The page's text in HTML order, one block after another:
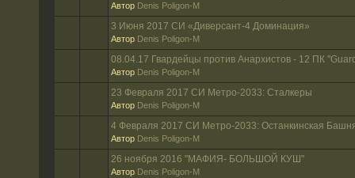
Автор Denis Poligon-M
3 Июня 2017 СИ «Диверсант-4 Доминация»
Автор Denis Poligon-M
08.04.17 Гвардейцы против Анархистов - 12 ПК
Автор Denis Poligon-M
23 Февраля 2017 СИ Метро-2033: Сталкеры
Автор Denis Poligon-M
4 Февраля 2017 СИ Метро-2033: Останкинская
Автор Denis Poligon-M
26 ноября 2016 "МАФИЯ- БОЛЬШОЙ КУШ"
Автор Denis Poligon-M